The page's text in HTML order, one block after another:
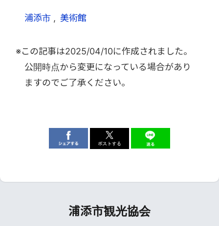
浦添市 美術館
※この記事は2025/04/10に作成されました。
公開時点から変更になっている場合があり
ますのでご了承ください。
浦添市観光協会